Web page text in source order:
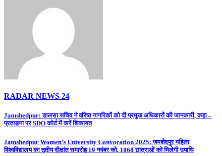
RADAR NEWS 24
Post
navigation
Jamshedpur: डालसा सचिव ने वरिष्ठ नागरिकों को दी प्रमुख अधिकारों की जानकारी, कहा –
प्रताड़ना पर SDO कोर्ट में करें शिकायत
Jamshedpur Women’s University Convocation 2025: जमशेदपुर महिला
विश्वविद्यालय का तृतीय दीक्षांत समारोह 19 नवंबर को, 1068 छात्राओं को मिलेगी उपाधि